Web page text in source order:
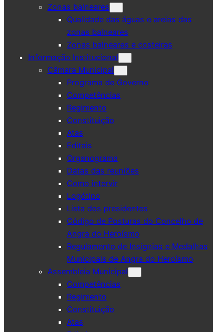
Zonas balneares
Qualidade das águas e areias das
zonas balneares
Zonas balneares e costeiras
Informação Institucional
Câmara Municipal
Programa de Governo
Competências
Regimento
Constituição
Atas
Editais
Organograma
Datas das reuniões
Como intervir
Logótipo
Lista dos presidentes
Código de Posturas do Concelho de
Angra do Heroísmo
Regulamento de Insígnias e Medalhas
Municipais de Angra do Heroísmo
Assembleia Municipal
Competências
Regimento
Constituição
Atas